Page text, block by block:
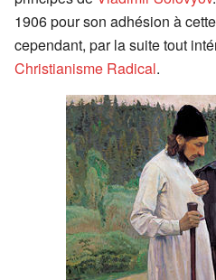
1906 pour son adhésion à
cependant, par la suite tout
Christianisme Radical.